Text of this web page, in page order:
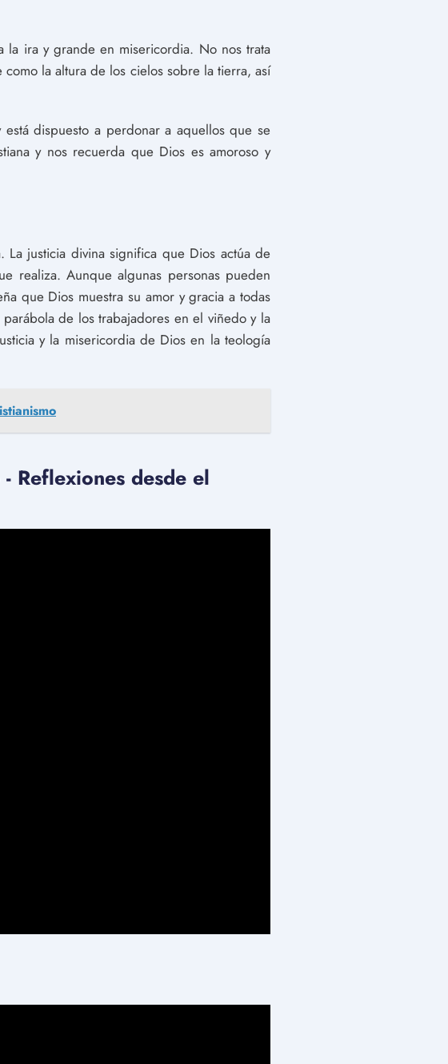
la ira y grande en misericordia. No nos trata
la altura de los cielos sobre la tierra, así
dispuesto a perdonar a aquellos que se
y nos recuerda que Dios es amoroso y
justicia divina significa que Dios actúa de
realiza. Aunque algunas personas pueden
que Dios muestra su amor y gracia a todas
de los trabajadores en el viñedo y la
y la misericordia de Dios en la teología
Reflexiones desde el